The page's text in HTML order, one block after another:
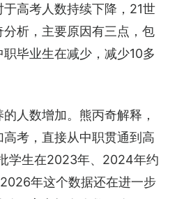
高考人数持续下降，21世
析，主要原因有三点，包
毕业生在减少，减少10多
人数增加。熊丙奇解释，
考，直接从中职贯通到高
学生在2023年、2024年约
年这个数据还在进一步